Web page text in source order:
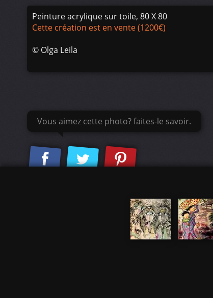
Peinture acrylique sur toile, 80 X 80
Cette création est en vente (1200€)
© Olga Leila
Vous aimez cette photo? faites-le savoir.